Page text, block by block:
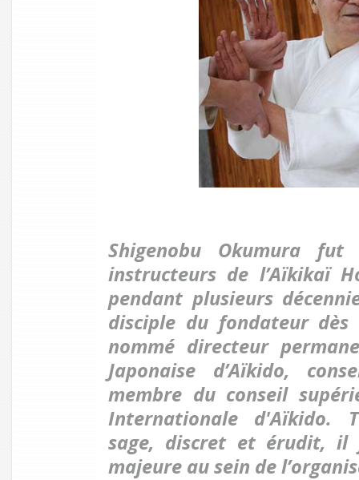
Shigenobu Okumura
instructeurs de l’Aïkikaï
pendant plusieurs
disciple du fondateur
nommé directeur
Japonaise d’Aïkido,
membre du conseil
Internationale d'Aïkido.
sage, discret et érudit, il
majeure au sein de